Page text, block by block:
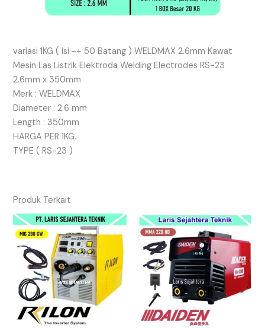
variasi 1KG ( Isi -+ 50 Batang ) WELDMAX 2.6mm Kawat
Mesin Las Listrik Elektroda Welding Electrodes RS-23
2.6mm x 350mm
Merk : WELDMAX
Diameter : 2.6 mm
Length : 350mm
HARGA PER 1KG.
TYPE ( RS-23 )
Produk Terkait